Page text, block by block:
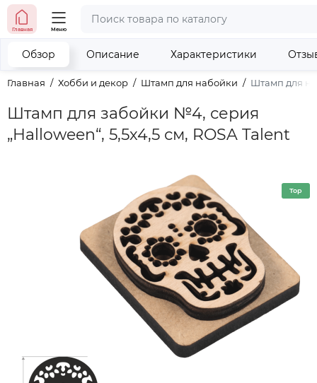
тел. (098) 673-42-06
наши контакты
Главная Меню
Главная Хобби и декор Штамп для набойки Штамп для
Штамп для забойки №4, серия
„Halloween“, 5,5х4,5 см, ROSA Talent
Обзор Описание Характеристики
Top